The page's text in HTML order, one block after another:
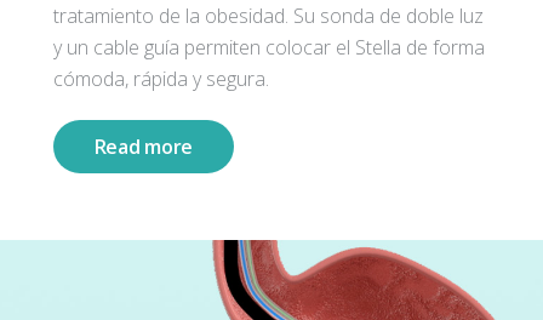
tratamiento de la obesidad. Su sonda de doble luz
y un cable guía permiten colocar el Stella de forma
cómoda, rápida y segura.
Read more